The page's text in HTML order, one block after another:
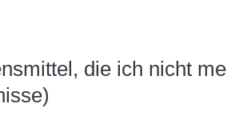
die ich nicht